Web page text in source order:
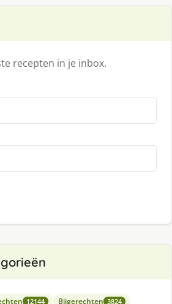
recepten in je inbox.
12144 Bijgerechten 3824